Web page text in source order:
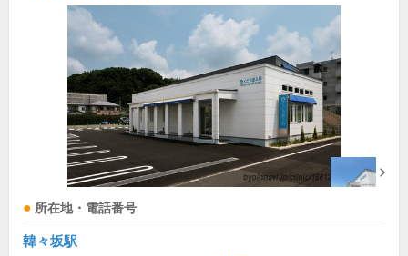
所在地・電話番号
韓々坂駅